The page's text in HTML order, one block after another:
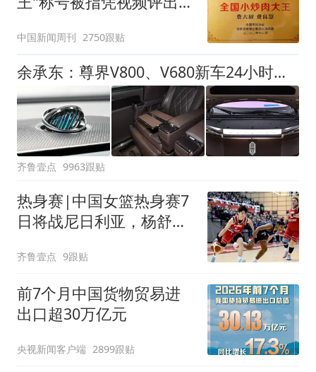
中国新闻周刊 2750跟贴
余承东：尊界V800、V680新车24小时大定突破3500台
齐鲁壹点 9963跟贴
热身赛|中国女篮热身赛7
日将战尼日利亚，杨舒予
齐鲁壹点 9跟贴
前7个月中国货物贸易进
出口超30万亿元
央视新闻客户端 2899跟贴